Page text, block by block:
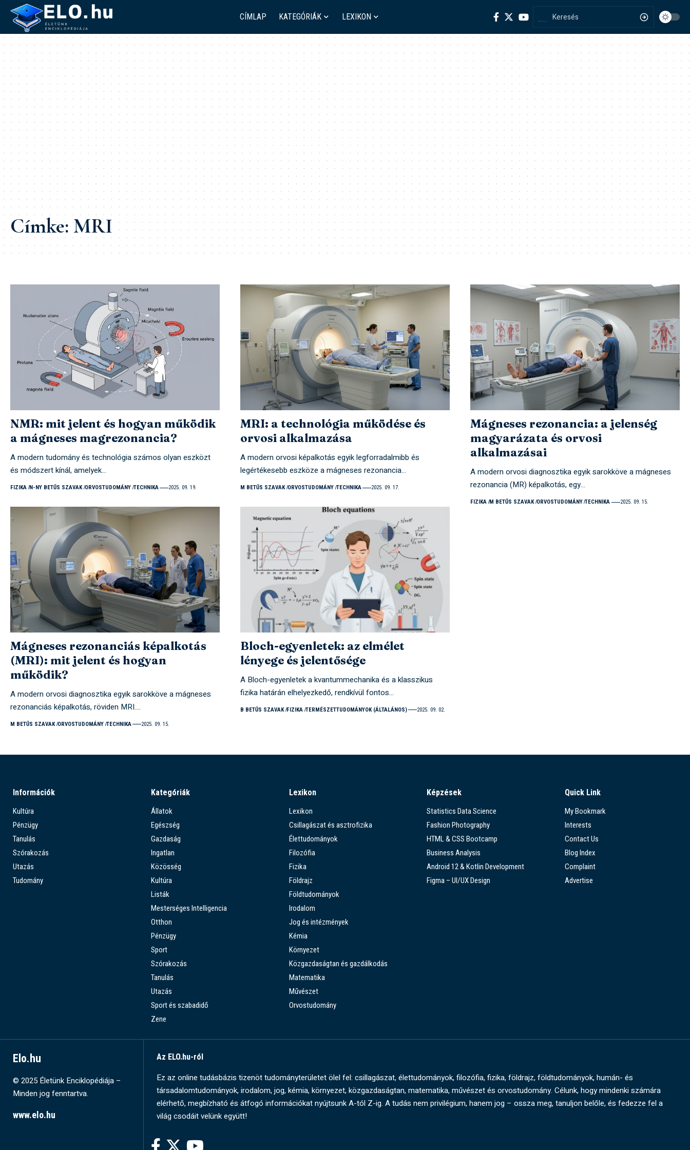
CÍMLAP KATEGÓRIÁK LEXIKON
Címke:MRI
NMR: mit jelent és hogyan működik
a mágneses magrezonancia?
A modern tudomány és technológia számos olyan eszközt
és módszert kínál, amelyek…
FIZIKA N-NY BETŰS SZAVAK ORVOSTUDOMÁNY TECHNIKA 2025. 09. 19.
MRI: a technológia működése és
orvosi alkalmazása
A modern orvosi képalkotás egyik legforradalmibb és
legértékesebb eszköze a mágneses rezonancia…
M BETŰS SZAVAK ORVOSTUDOMÁNY TECHNIKA 2025. 09. 17.
Mágneses rezonancia: a jelenség
magyarázata és orvosi
alkalmazásai
A modern orvosi diagnosztika egyik sarokköve a mágneses
rezonancia (MR) képalkotás, egy…
FIZIKA M BETŰS SZAVAK ORVOSTUDOMÁNY TECHNIKA 2025. 09. 15.
Mágneses rezonanciás képalkotás
(MRI): mit jelent és hogyan
működik?
A modern orvosi diagnosztika egyik sarokköve a mágneses
rezonanciás képalkotás, röviden MRI.…
M BETŰS SZAVAK ORVOSTUDOMÁNY TECHNIKA 2025. 09. 15.
Bloch-egyenletek: az elmélet
lényege és jelentősége
A Bloch-egyenletek a kvantummechanika és a klasszikus
fizika határán elhelyezkedő, rendkívül fontos…
B BETŰS SZAVAK FIZIKA TERMÉSZETTUDOMÁNYOK (ÁLTALÁNOS) 2025. 09. 02.
Információk
Kultúra
Pénzügy
Tanulás
Szórakozás
Utazás
Tudomány
Kategóriák
Állatok
Egészség
Gazdaság
Ingatlan
Közösség
Kultúra
Listák
Mesterséges Intelligencia
Otthon
Pénzügy
Sport
Szórakozás
Tanulás
Utazás
Sport és szabadidő
Zene
Lexikon
Lexikon
Csillagászat és asztrofizika
Élettudományok
Filozófia
Fizika
Földrajz
Földtudományok
Irodalom
Jog és intézmények
Kémia
Környezet
Közgazdaságtan és gazdálkodás
Matematika
Művészet
Orvostudomány
Képzések
Statistics Data Science
Fashion Photography
HTML & CSS Bootcamp
Business Analysis
Android 12 & Kotlin Development
Figma – UI/UX Design
Quick Link
My Bookmark
Interests
Contact Us
Blog Index
Complaint
Advertise
Elo.hu
© 2025 Életünk Enciklopédiája –
Minden jog fenntartva.
www.elo.hu
Az ELO.hu-ról
Ez az online tudásbázis tizenöt tudományterületet ölel fel: csillagászat, élettudományok, filozófia, fizika, földrajz, földtudományok, humán- és
társadalomtudományok, irodalom, jog, kémia, környezet, közgazdaságtan, matematika, művészet és orvostudomány. Célunk, hogy mindenki számára
elérhető, megbízható és átfogó információkat nyújtsunk A-tól Z-ig. A tudás nem privilégium, hanem jog – ossza meg, tanuljon belőle, és fedezze fel a
világ csodáit velünk együtt!